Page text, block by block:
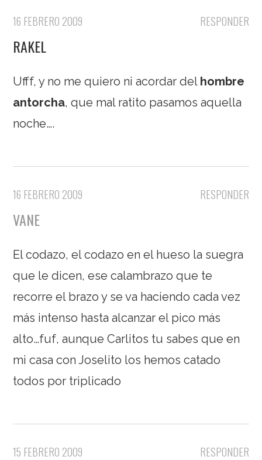
RESPONDER
16 FEBRERO 2009
RAKEL
Ufff, y no me quiero ni acordar del hombre
antorcha, que mal ratito pasamos aquella
noche….
RESPONDER
16 FEBRERO 2009
VANE
El codazo, el codazo en el hueso la suegra
que le dicen, ese calambrazo que te
recorre el brazo y se va haciendo cada vez
más intenso hasta alcanzar el pico más
alto…fuf, aunque Carlitos tu sabes que en
mi casa con Joselito los hemos catado
todos por triplicado
RESPONDER
15 FEBRERO 2009